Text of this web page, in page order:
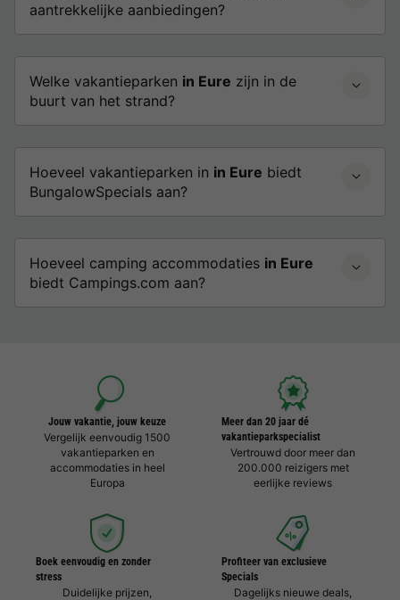
aantrekkelijke aanbiedingen?
Welke vakantieparken in Eure zijn in de
buurt van het strand?
Hoeveel vakantieparken in in Eure biedt
BungalowSpecials aan?
Hoeveel camping accommodaties in Eure
biedt Campings.com aan?
Jouw vakantie, jouw keuze
Vergelijk eenvoudig 1500
vakantieparken en
accommodaties in heel
Europa
Meer dan 20 jaar dé
vakantieparkspecialist
Vertrouwd door meer dan
200.000 reizigers met
eerlijke reviews
Boek eenvoudig en zonder
stress
Duidelijke prijzen,
Profiteer van exclusieve
Specials
Dagelijks nieuwe deals,